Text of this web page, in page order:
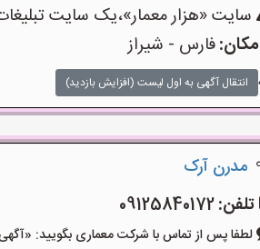
سایت «هزار معمار»،یک سایت
مکان:فارس - شیراز
انتقال آگهی به اول لیست (افزایش بازدید)
مدرن آرک
تلفن:09125840172
لطفا پس از تماس با شرکت معماری بگویید: «آگهی شما را